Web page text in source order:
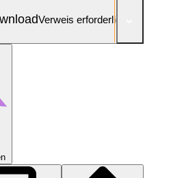
Verweis erforderlich